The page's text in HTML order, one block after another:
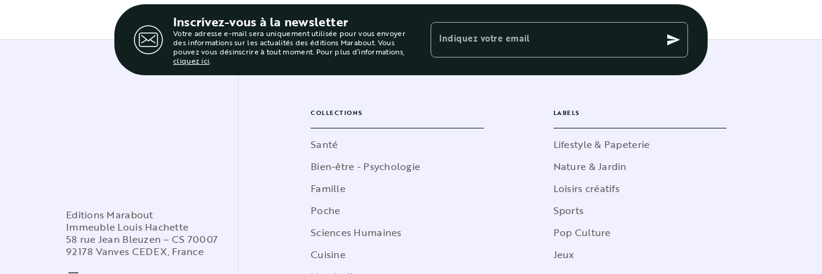
Inscrivez-vous à la newsletter
Votre adresse e-mail sera uniquement utilisée pour vous envoyer
des informations sur les actualités des éditions Marabout. Vous
pouvez vous désinscrire à tout moment. Pour plus d’informations,
cliquez ici.
Indiquez votre email send
Editions Marabout
Immeuble Louis Hachette
58 rue Jean Bleuzen – CS 70007
92178 Vanves CEDEX, France
COLLECTIONS
Santé
Bien-être - Psychologie
Famille
Poche
Sciences Humaines
Cuisine
LABELS
Lifestyle & Papeterie
Nature & Jardin
Loisirs créatifs
Sports
Pop Culture
Jeux